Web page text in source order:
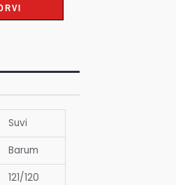
Suvi
Barum
121/120